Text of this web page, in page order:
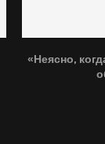
«Неясно,